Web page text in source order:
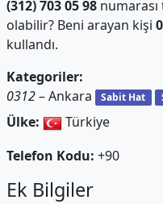
(312) 703 05 98numarası
olabilir? Beni arayan kişi
kullandı.
Kategoriler:
0312– Ankara Sabit Hat
Ülke:
Türkiye
Telefon Kodu: +90
Ek Bilgiler